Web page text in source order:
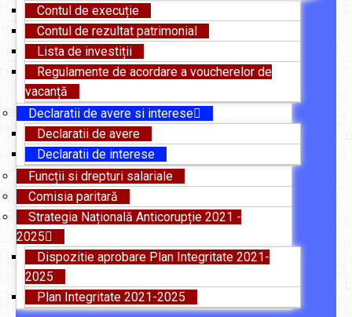
Contul de execuție
Contul de rezultat patrimonial
Lista de investiții
Regulamente de acordare a voucherelor de
vacanță
Declaratii de avere si interese
Declaratii de avere
Declaratii de interese
Funcții si drepturi salariale
Comisia paritară
Strategia Națională Anticorupție 2021 -
2025
Dispozitie aprobare Plan Integritate 2021-
2025
Plan Integritate 2021-2025